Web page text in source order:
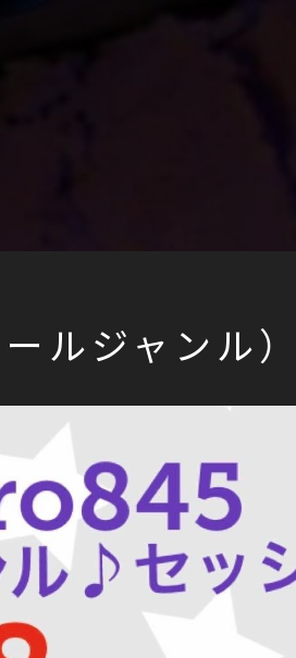
ルジャンル